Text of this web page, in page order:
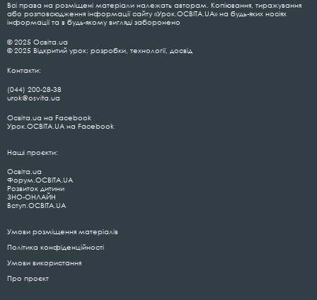
Всі права на розміщені матеріали належать авторам. Копіювання, тиражування
або розповсюдження інформації сайту «Урок.ОСВІТА.UA» на будь-яких носіях
інформації та в будь-якому вигляді заборонено
© 2025 Освіта.ua
© 2025 Відкритий урок: розробки, технології, досвід
Контакти:
(044) 200-28-38
urok@osvita.ua
Освіта.ua на Facebook
Урок.ОСВІТА.UA на Facebook
Наші проєкти:
Освіта.ua
Форум.ОСВІТА.UA
Розвиток дитини
ЗНО-ОНЛАЙН
Вступ.ОСВІТА.UA
Умови розміщення матеріалів
Політика конфіденційності
Умови використання
Про проєкт